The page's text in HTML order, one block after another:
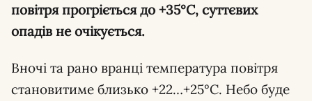
повітря прогріється до +35°С, суттєвих
опадів не очікується.
Вночі та рано вранці температура повітря
становитиме близько +22…+25°С. Небо буде